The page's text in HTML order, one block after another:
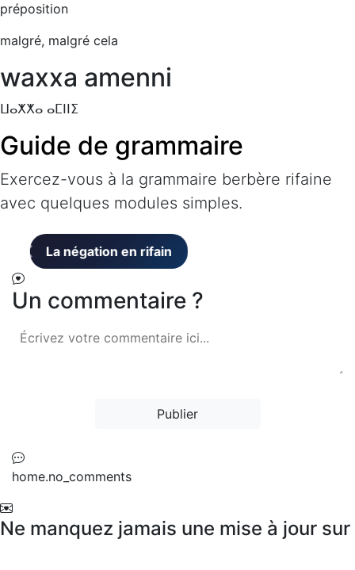
préposition
malgré, malgré cela
waxxa amenni
ⵡⴰⵅⵅⴰ ⴰⵎⵏⵏⵉ
Guide de grammaire
Exercez-vous à la grammaire berbère rifaine
avec quelques modules simples.
Un commentaire ?
Publier
home.no_comments
Ne manquez jamais une mise à jour sur